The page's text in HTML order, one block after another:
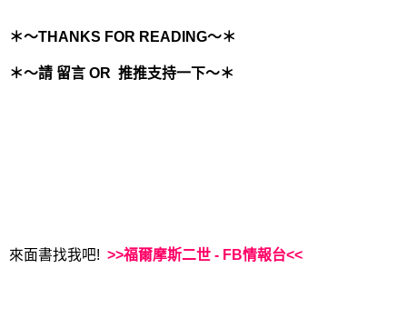
＊～THANKS FOR READING～＊
＊～請 留言 OR 推推支持一下～＊
來面書找我吧! >>福爾摩斯二世 - FB情報台<<